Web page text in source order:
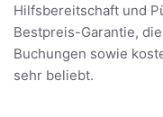
Hilfsbereitschaft und
Bestpreis-Garantie,
Buchungen sowie
sehr beliebt.